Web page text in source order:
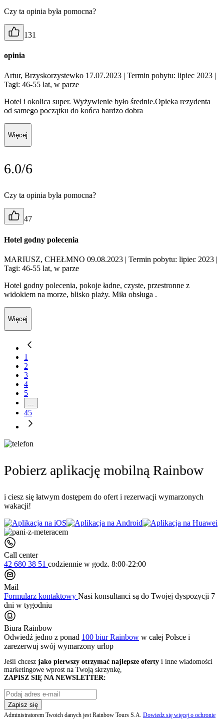
Czy ta opinia była pomocna?
131
opinia
Artur, Brzyskorzystewko 17.07.2023 | Termin pobytu: lipiec 2023 |
Tagi: 46-55 lat, w parze
Hotel i okolica super. Wyżywienie było średnie.Opieka rezydenta
od samego początku do końca bardzo dobra
Więcej
6.0/6
Czy ta opinia była pomocna?
47
Hotel godny polecenia
MARIUSZ, CHEŁMNO 09.08.2023 | Termin pobytu: lipiec 2023 |
Tagi: 46-55 lat, w parze
Hotel godny polecenia, pokoje ładne, czyste, przestronne z
widokiem na morze, blisko plaży. Miła obsługa .
Więcej
1
2
3
4
5
...
45
Pobierz aplikację mobilną Rainbow
i ciesz się łatwym dostępem do ofert i rezerwacji wymarzonych
wakacji!
Call center
42 680 38 51 codziennie w godz. 8:00-22:00
Mail
Formularz kontaktowy Nasi konsultanci są do Twojej dyspozycji 7
dni w tygodniu
Biura Rainbow
Odwiedź jedno z ponad 100 biur Rainbow w całej Polsce i
zarezerwuj swój wymarzony urlop
Jeśli chcesz jako pierwszy otrzymać najlepsze oferty i inne wiadomości
marketingowe wprost na Twoją skrzynkę,
ZAPISZ SIĘ NA NEWSLETTER:
Zapisz się
Administratorem Twoich danych jest Rainbow Tours S.A. Dowiedz się więcej o ochronie